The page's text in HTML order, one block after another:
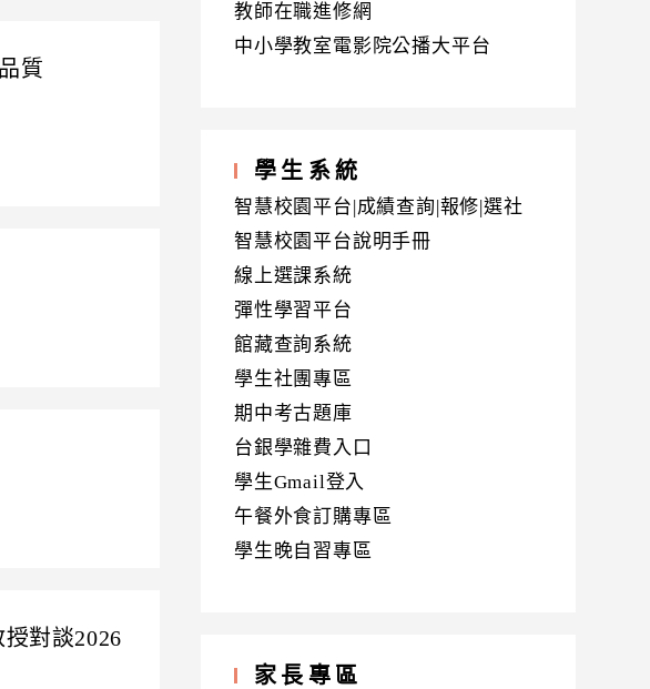
質
對談2026
教師在職進修網
中小學教室電影院公播大平台
學生系統
智慧校園平台|成績查詢|報修|選社
智慧校園平台說明手冊
線上選課系統
彈性學習平台
館藏查詢系統
學生社團專區
期中考古題庫
台銀學雜費入口
學生Gmail登入
午餐外食訂購專區
學生晚自習專區
家長專區